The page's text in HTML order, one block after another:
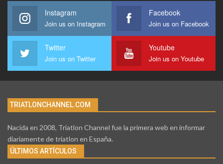
Instagram
Join us on Instagram
Facebook
Join us on Facebook
Twitter
Join us on Twitter
Youtube
Join us on Youtube
TRIATLONCHANNEL.COM
Nacida en 2008, Triatlon Channel fue la primera web en informar
diariamente de triatlon en España.
ÚLTIMOS ARTÍCULOS